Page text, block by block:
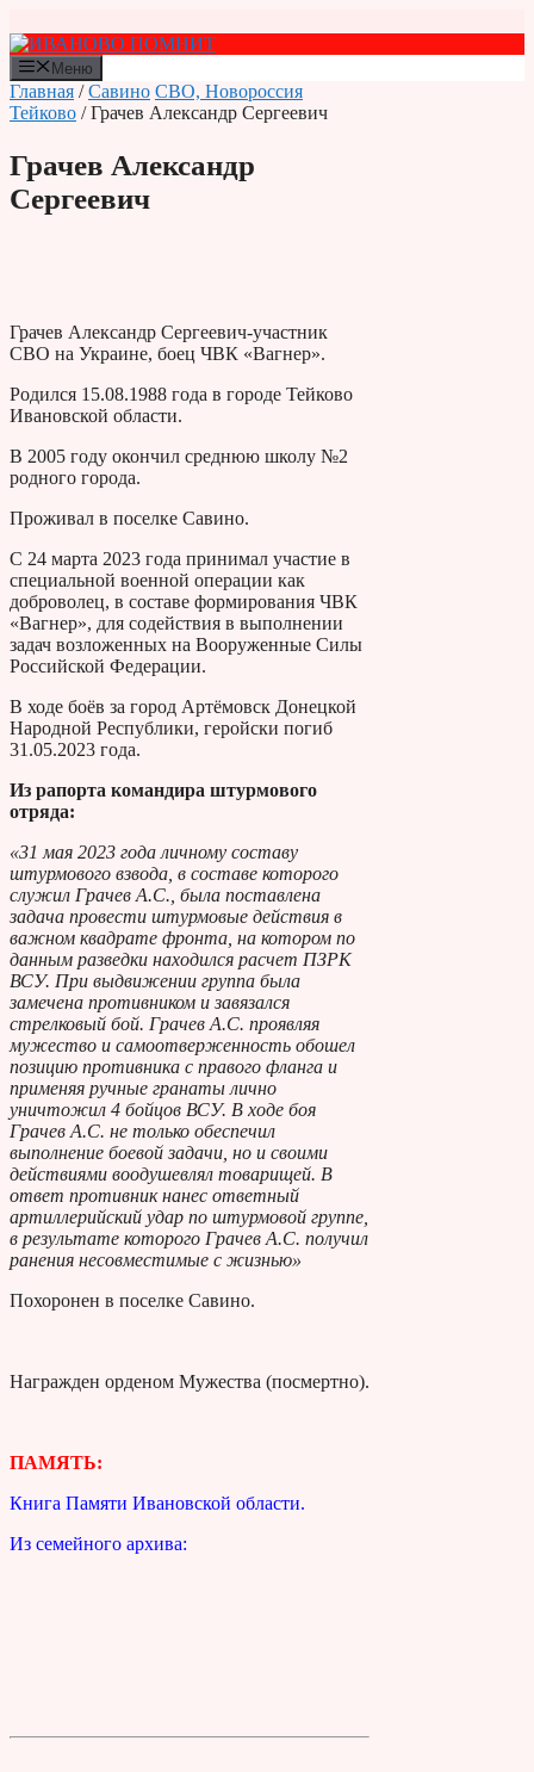
к
содержимому
Меню
Главная /Савино СВО, Новороссия
Тейково / Грачев Александр Сергеевич
Грачев Александр
Сергеевич
Грачев Александр Сергеевич-участник
СВО на Украине, боец ЧВК «Вагнер».
Родился 15.08.1988 года в городе Тейково
Ивановской области.
В 2005 году окончил среднюю школу №2
родного города.
Проживал в поселке Савино.
С 24 марта 2023 года принимал участие в
специальной военной операции как
доброволец, в составе формирования ЧВК
«Вагнер», для содействия в выполнении
задач возложенных на Вооруженные Силы
Российской Федерации.
В ходе боёв за город Артёмовск Донецкой
Народной Республики, геройски погиб
31.05.2023 года.
Из рапорта командира штурмового
отряда:
«31 мая 2023 года личному составу
штурмового взвода, в составе которого
служил Грачев А.С., была поставлена
задача провести штурмовые действия в
важном квадрате фронта, на котором по
данным разведки находился расчет ПЗРК
ВСУ. При выдвижении группа была
замечена противником и завязался
стрелковый бой. Грачев А.С. проявляя
мужество и самоотверженность обошел
позицию противника с правого фланга и
применяя ручные гранаты лично
уничтожил 4 бойцов ВСУ. В ходе боя
Грачев А.С. не только обеспечил
выполнение боевой задачи, но и своими
действиями воодушевлял товарищей. В
ответ противник нанес ответный
артиллерийский удар по штурмовой группе,
в результате которого Грачев А.С. получил
ранения несовместимые с жизнью»
Похоронен в поселке Савино.
Награжден орденом Мужества (посмертно).
ПАМЯТЬ:
Книга Памяти Ивановской области.
Из семейного архива: